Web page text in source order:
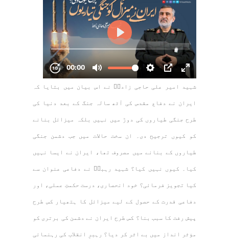
شہید امیر علی حاجی زادہؒ نے اس بیان میں بتایا کہ
ایران نے دفاع مقدس کی آٹھ سالہ جنگ کے بعد دنیا کی
طرح جنگی طیاروں کی دوڑ میں نہیں بلکہ میزائل بنانے
کو کیوں ترجیح دی۔ ان سخت حالات میں جب دشمن جنگی
طیاروں کے بنانے میں مصروف تھا، ایران نے ایسا نہیں
کیا۔ کیوں نہیں کیا؟ شہید رہبرؒ نے دفاعی عنوان سے
کیا تجویز فرمائی؟ خود انحصاری، درست حکمتِ عملی، اور
دفاعی قدرت کے حصول کے لیے میزائل کا ہتھیار کس طرح
پیش رفت کا سبب بنا؟ کس طرح ایران نے دشمن کی برتری کو
مؤثر انداز میں بے اثر کر دیا؟ رہبرِ انقلاب کی رہنمائی